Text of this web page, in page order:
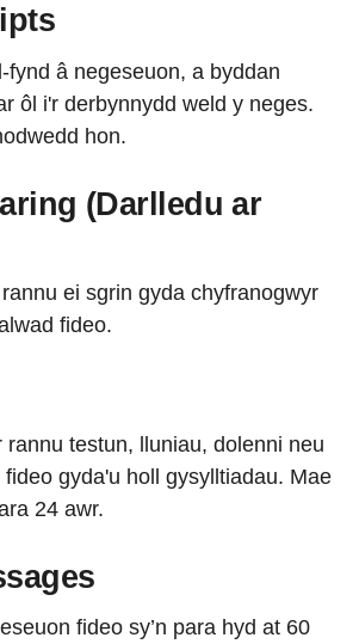
fynd â negeseuon, a byddan
ôl i'r derbynnydd weld y neges.
hon.
(Darlledu ar
ei sgrin gyda chyfranogwyr
fideo.
rannu testun, lluniau, dolenni neu
gyda'u holl gysylltiadau. Mae
24 awr.
fideo sy’n para hyd at 60